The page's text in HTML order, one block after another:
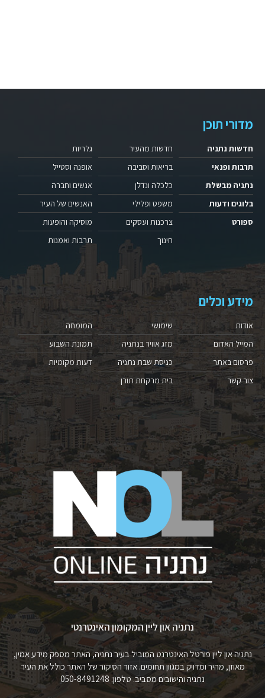
מדורי תוכן
חדשות נתניה
תרבות ופנאי
נתניה מבשלת
בלוגים ודעות
ספורט
חדשות מהעיר
בריאות וסביבה
כלכלה ונדלן
משפט ופלילי
צרכנות ועסקים
חינוך
גלריות
אופנה וסטייל
אנשים וחברה
האנשים של העיר
מוסיקה והופעות
תרבות ואמנות
מידע וכלים
אודות
המייל האדום
פרסום באתר
צור קשר
שימושי
מזג אוויר בנתניה
כניסת שבת נתניה
בית מרקחת תורן
המומחה
תמונת השבוע
דעות מקומיות
נתניה און ליין המקומון האינטרנטי
נתניה און ליין פורטל האינטרנט המוביל בעיר נתניה, האתר מספק מידע אמין,
מאוזן, מהיר ומדויק במגוון תחומים. אזור הסיקור של האתר כולל את העיר
נתניה והישובים מסביב. טלפון: 050-8491248